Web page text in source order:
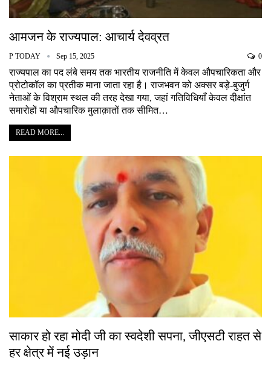
आमजन के राज्यपाल: आचार्य देवव्रत
P TODAY Sep 15, 2025 0
राज्यपाल का पद लंबे समय तक भारतीय राजनीति में केवल औपचारिकता और
प्रोटोकॉल का प्रतीक माना जाता रहा है। राजभवन को अक्सर बड़े-बुजुर्ग
नेताओं के विश्राम स्थल की तरह देखा गया, जहां गतिविधियाँ केवल दीक्षांत
समारोहों या औपचारिक मुलाक़ातों तक सीमित…
READ MORE...
साकार हो रहा मोदी जी का स्वदेशी सपना, जीएसटी राहत से
हर क्षेत्र में नई उड़ान